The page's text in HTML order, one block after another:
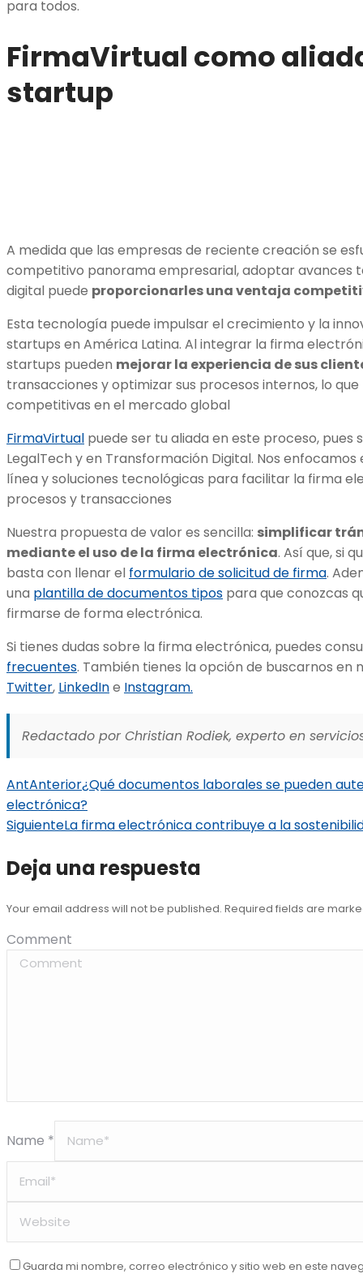
para todos.
FirmaVirtual como
startup
A medida que las empresas de reciente creación se
competitivo panorama empresarial, adoptar avances
digital puede proporcionarles una ventaja
Esta tecnología puede impulsar el crecimiento y la
startups en América Latina. Al integrar la firma
startups pueden mejorar la experiencia de sus
transacciones y optimizar sus procesos internos, lo
competitivas en el mercado global
FirmaVirtual puede ser tu aliada en este proceso, pues
LegalTech y en Transformación Digital. Nos
línea y soluciones tecnológicas para facilitar la firma
procesos y transacciones
Nuestra propuesta de valor es sencilla: simplificar
mediante el uso de la firma electrónica. Así que, si
basta con llenar el formulario de solicitud de firma.
una plantilla de documentos tipos para que conozcas
firmarse de forma electrónica.
Si tienes dudas sobre la firma electrónica, puedes
frecuentes. También tienes la opción de buscarnos en
Twitter, LinkedIne Instagram.
Redactado por Christian Rodiek, experto en
AntAnterior¿Qué documentos laborales se pueden
electrónica?
SiguienteLa firma electrónica contribuye a la
Deja una respuesta
Your email address will not be published. Required fields are
Comment
Name *
Guarda mi nombre, correo electrónico y sitio web en este